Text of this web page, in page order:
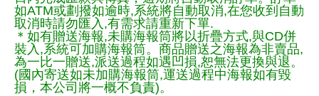
如ATM或劃撥如逾時,系統將自動取消,在您收到自動
取消時請勿匯入,有需求請重新下單.
＊如有贈送海報,未購海報筒將以折疊方式,與CD併
裝入,系統可加購海報筒。商品贈送之海報為非賣品,
為一比一贈送,派送過程如遇凹損,恕無法更換與退。
(國內寄送如未加購海報筒,運送過程中海報如有毀
損，本公司將一概不負責)。